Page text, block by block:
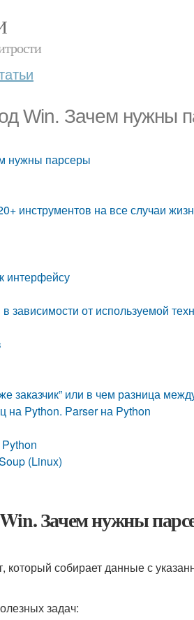
Win. Зачем нужны
нужны парсеры
инструментов на все случаи
интерфейсу
зависимости от используемой
заказчик” или в чем разница
на Python. Parser на Python
(Linux)
Зачем нужны
собирает данные с
задач: